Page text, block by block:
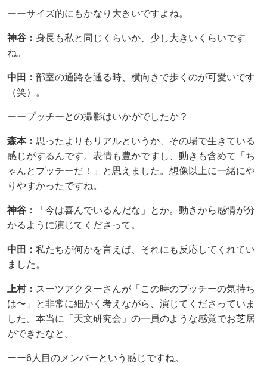
ーーサイズ的にもかなり大きいですよね。
神谷： 身長も私と同じくらいか、少し大きいくらいです
ね。
中田： 部室の通路を通る時、横向きで歩くのが可愛いです
（笑）。
ーープッチーとの撮影はいかがでしたか？
森本： 思ったよりもリアルというか、その場で生きている
感じがするんです。表情も豊かですし、動きも含めて「ち
ゃんとプッチーだ！」と思えました。想像以上に一緒にや
りやすかったですね。
神谷：
「今は喜んでいるんだな」とか。動きから感情が分
かるように演じてくださって。
中田： 私たちが何かを言えば、それにも反応してくれてい
ました。
上村： スーツアクターさんが「この時のプッチーの気持ち
は〜」と非常に細かく考えながら、演じてくださっていま
した。本当に「天文研究会」の一員のような感覚でお芝居
ができたなと。
ーー6人目のメンバーという感じですね。